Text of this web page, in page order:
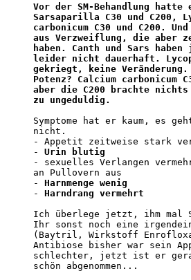
Vor der SM-Behandlung
Sarsaparilla C30 und C200,
carbonicum C30 und C200.
aus Verzweiflung, die
haben. Canth und Sars
leider nicht dauerhaft.
gekriegt, keine
Potenz? Calcium carbonicum
aber die C200 brachte
zu ungeduldig.
Symptome hat er kaum, es
nicht.
- Appetit zeitweise stark
- Urin blutig
- sexuelles Verlangen
an Pullovern aus
- Harnmenge wenig
- Harndrang vermehrt
Ich überlege jetzt, ihm mal
Ihr sonst noch eine
(Baytril, Wirkstoff
Antibiose bisher war sein
schlechter, jetzt ist er
schön abgenommen...